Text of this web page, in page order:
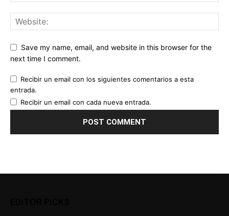
Save my name, email, and website in this browser for the
next time I comment.
Recibir un email con los siguientes comentarios a esta
entrada.
Recibir un email con cada nueva entrada.